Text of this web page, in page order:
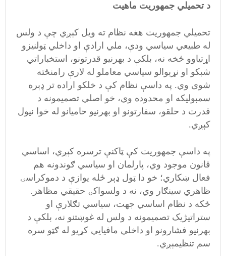
د تحمیلي جمهوریت ماهیت
تحمیلي جمهوریت هغه نظام ته ویل کېږي چې د ولس
له طبیعي سیاسي ودې، ملي ارادې او داخلي ټولنیزو
اړتیاوو څخه نه، بلکې د بهرنیو قدرتونو، استخباراتي
شبکو او نړیوالو سیاسي معاملو له لارې رامنځته
شوی وي. په داسې نظام کې د خلکو اراده تر ډېره
سمبولیکه او محدوده وي، خو اصلي تصمیمونه د
قدرت د حلقو، سفارتونو او بهرنیو حامیانو له خوا نیول
کېږي.
په داسې جمهوریت کې ټاکنې ترسره کېږي، اساسي
قانون موجود وي، پارلمان او سیاسي ګوندونه هم
فعال ښکاري؛ خو دا ټول ډېر ځله یوازې د دموکراسۍ
ظاهري سینګار وي، نه د ولسواکۍ حقیقي مظاهر.
ځکه د نظام اساسي جهت، سیاسي تګلارې او
ستراتیژیک تصمیمونه د ولس له غوښتنو نه، بلکې د
بهرنیو فشارونو او داخلي مافیایي کړیو له ګټو سره
سم تنظیمېږي.